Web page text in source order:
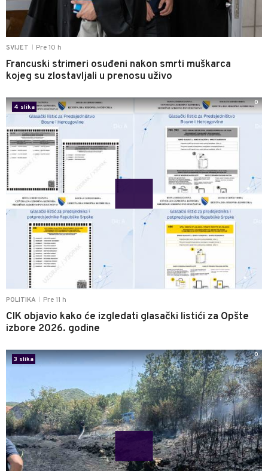
SVIJET Pre 10 h
Francuski strimeri osuđeni nakon smrti muškarca
kojeg su zlostavljali u prenosu uživo
POLITIKA Pre 11 h
CIK objavio kako će izgledati glasački listići za Opšte
izbore 2026. godine
4 slika
0
3 slika
0